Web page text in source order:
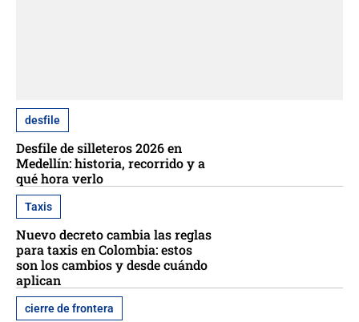
desfile
Desfile de silleteros 2026 en
Medellín: historia, recorrido y a
qué hora verlo
Taxis
Nuevo decreto cambia las reglas
para taxis en Colombia: estos
son los cambios y desde cuándo
aplican
cierre de frontera